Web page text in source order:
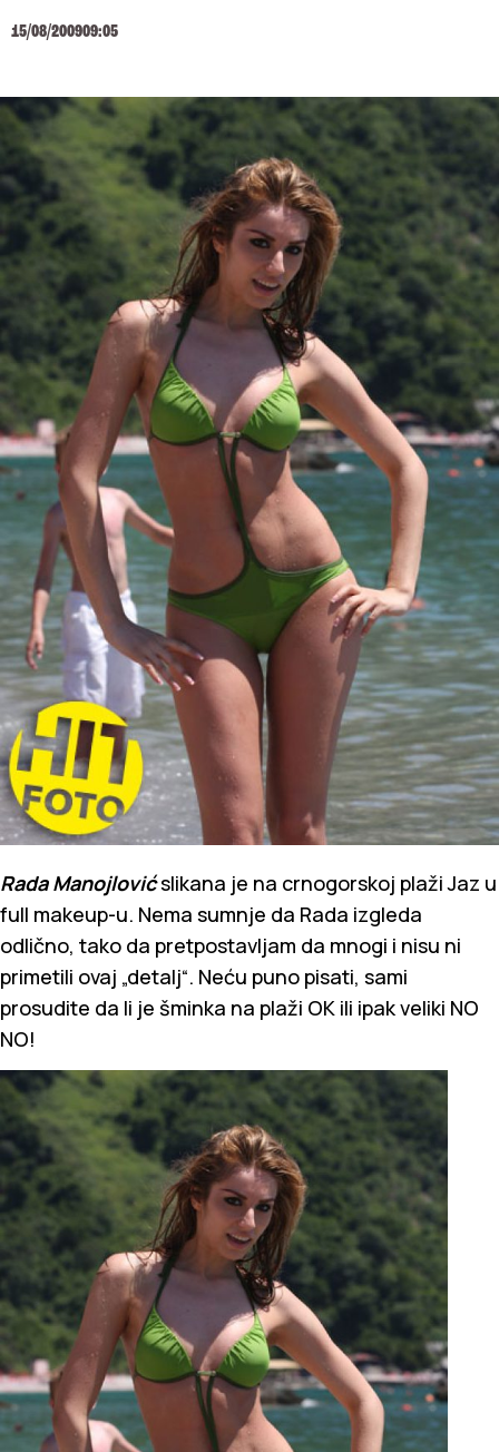
15/08/200909:05
Rada Manojlovićslikana je na crnogorskoj plaži Jaz u
full makeup-u. Nema sumnje da Rada izgleda
odlično, tako da pretpostavljam da mnogi i nisu ni
primetili ovaj „detalj“. Neću puno pisati, sami
prosudite da li je šminka na plaži OK ili ipak veliki NO
NO!